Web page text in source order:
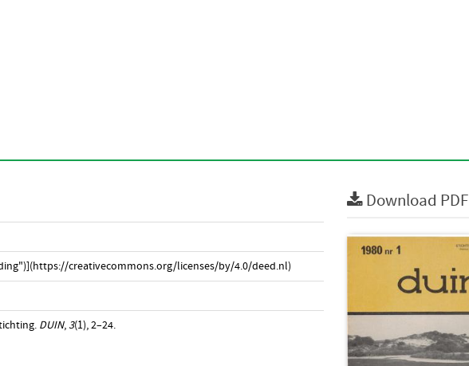
creativecommons.org/licenses/by/4.0/deed.nl)
DUIN, 3(1), 2–24.
Download PDF